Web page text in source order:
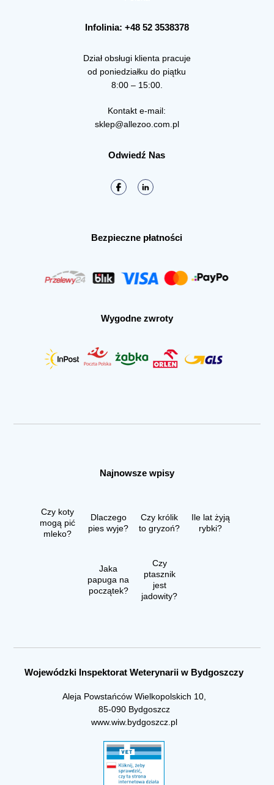
Infolinia: +48 52 3538378
Dział obsługi klienta pracuje
od poniedziałku do piątku
8:00 – 15:00.
Kontakt e-mail:
sklep@allezoo.com.pl
Odwiedź Nas
Bezpieczne płatności
Wygodne zwroty
Najnowsze wpisy
Czy koty
mogą pić
mleko?
Dlaczego
pies wyje?
Czy królik
to gryzoń?
Ile lat żyją
rybki?
Jaka
papuga na
początek?
Czy
ptasznik
jest
jadowity?
Wojewódzki Inspektorat Weterynarii w Bydgoszczy
Aleja Powstańców Wielkopolskich 10,
85-090 Bydgoszcz
www.wiw.bydgoszcz.pl